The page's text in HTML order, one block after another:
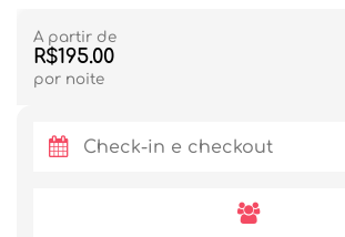
A partir de
R$195.00
por noite